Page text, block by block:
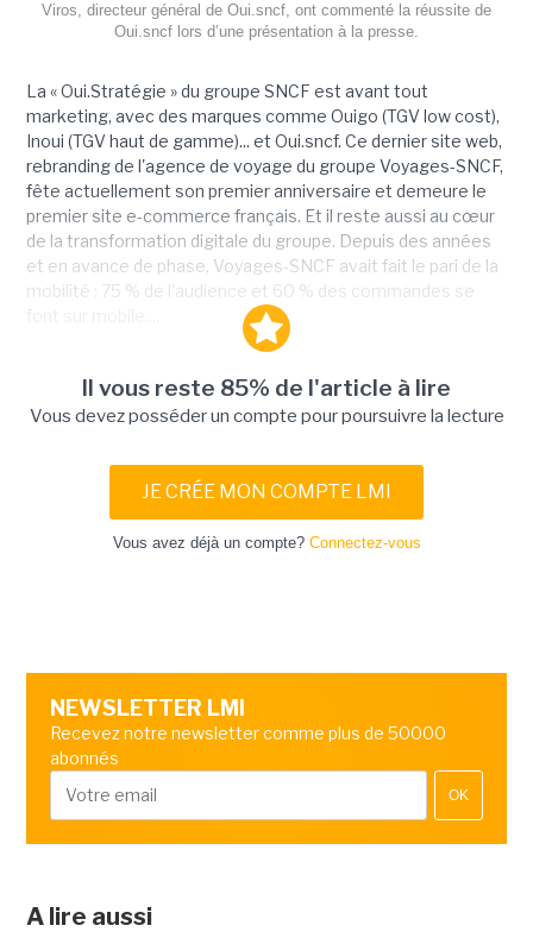
Viros, directeur général de Oui.sncf, ont commenté la réussite de
Oui.sncf lors d’une présentation à la presse.
La « Oui.Stratégie » du groupe SNCF est avant tout
marketing, avec des marques comme Ouigo (TGV low cost),
Inoui (TGV haut de gamme)... et Oui.sncf. Ce dernier site web,
rebranding de l'agence de voyage du groupe Voyages-SNCF,
fête actuellement son premier anniversaire et demeure le
premier site e-commerce français. Et il reste aussi au cœur
de la transformation digitale du groupe. Depuis des années
et en avance de phase, Voyages-SNCF avait fait le pari de la
mobilité : 75 % de l'audience et 60 % des commandes se
Il vous reste 85% de l'article à lire
Vous devez posséder un compte pour poursuivre la lecture
JE CRÉE MON COMPTE LMI
Vous avez déjà un compte? Connectez-vous
NEWSLETTER LMI
Recevez notre newsletter comme plus de 50000
abonnés
OK
A lire aussi